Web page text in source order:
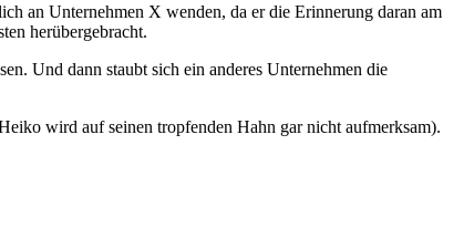
an Unternehmen X wenden, da er die Erinnerung daran am
herübergebracht.
Und dann staubt sich ein anderes Unternehmen die
wird auf seinen tropfenden Hahn gar nicht aufmerksam).